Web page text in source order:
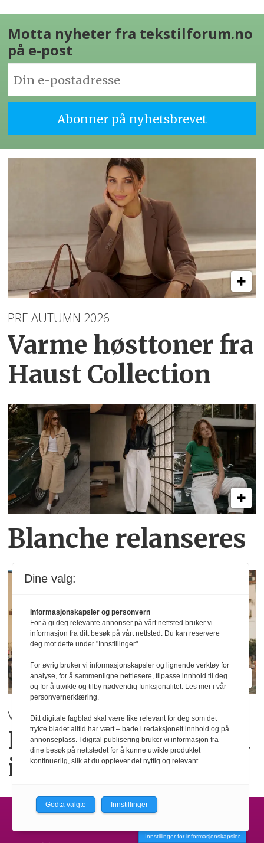
Motta nyheter fra tekstilforum.no
på e-post
PRE AUTUMN 2026
Varme høsttoner fra
Haust Collection
Blanche relanseres
VÅR / SOMMER 2027 | Mey
Hverdagsluksus med
italiensk inspirasjon
LEVERANDØRINDEKS
Innstillinger for informasjonskapsler
Dine valg:
Informasjonskapsler og personvern
For å gi deg relevante annonser på vårt nettsted bruker vi
informasjon fra ditt besøk på vårt nettsted. Du kan reservere
deg mot dette under "Innstillinger".
For øvrig bruker vi informasjonskapsler og lignende verktøy for
analyse, for å sammenligne nettlesere, tilpasse innhold til deg
og for å utvikle og tilby nødvendig funksjonalitet. Les mer i vår
personvernerklæring.
Ditt digitale fagblad skal være like relevant for deg som det
trykte bladet alltid har vært – bade i redaksjonelt innhold og på
annonseplass. I digital publisering bruker vi informasjon fra
dine besøk på nettstedet for å kunne utvikle produktet
kontinuerlig, slik at du opplever det nyttig og relevant.
Godta valgte Innstillinger